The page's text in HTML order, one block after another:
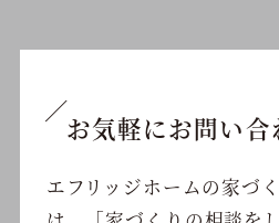
お気軽にお問い合
エフリッジホームの家づ